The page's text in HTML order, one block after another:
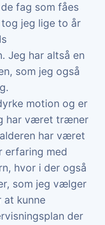
fag som fåes
jeg lige to år
Jeg har altså en
som jeg også
motion og er
har været træner
har været
erfaring med
hvor i der også
som jeg vælger
kunne
der